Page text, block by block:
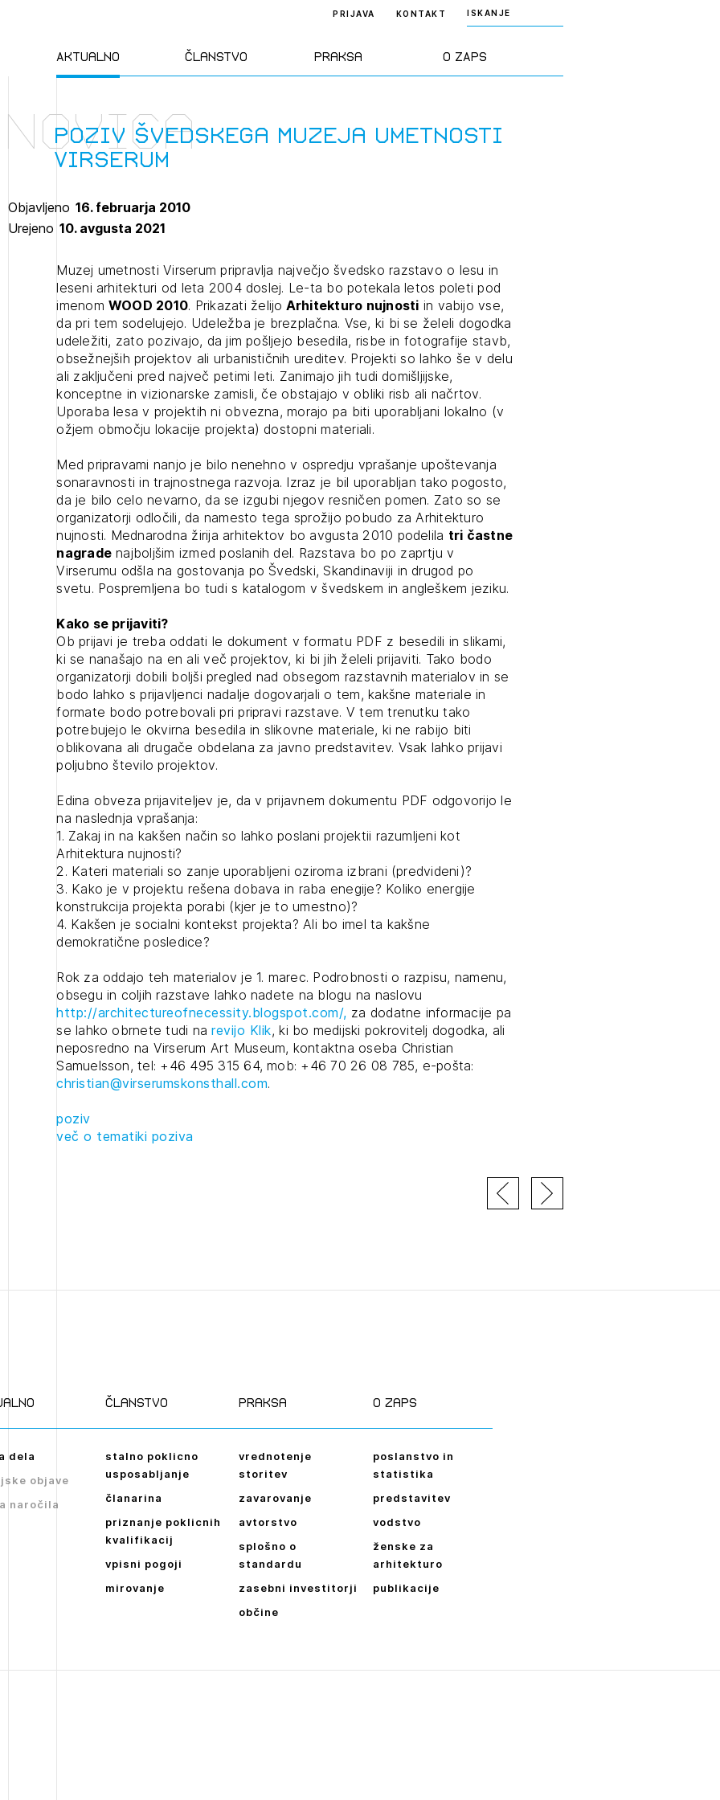
Aktualno Članstvo Praksa O ZAPS
PRIJAVA KONTAKT ISKANJE
Novice
Natečaji
Izobraževanja
Dogodki
Člani ZAPS
Opravljanje
dejavnosti
Sklepanje poslov
projektiranje
Strokovna pomoč
Za investitorje
Občinski
urbanisti
Projekti
Knjižnica
dokumentov
Izbrana vsebina je namenjena le ZAPS registriranim
uporabnikom. Da lahko do nje dostopate, se je
potrebno prijaviti.
PRIJAVITE SE REGISTRIRAJTE SE
se s svojim ZAPS uporabniškim imenom in geslom.
POZABLJENO GESLO
Poziv švedskega Muzeja umetnosti
Virserum
Novica
Objavljeno 16. februarja 2010
Urejeno 10. avgusta 2021
Muzej umetnosti Virserum pripravlja največjo švedsko razstavo o lesu in
leseni arhitekturi od leta 2004 doslej. Le-ta bo potekala letos poleti pod
imenomWOOD 2010. Prikazati želijo Arhitekturo nujnosti in vabijo vse,
da pri tem sodelujejo. Udeležba je brezplačna. Vse, ki bi se želeli dogodka
udeležiti, zato pozivajo, da jim pošljejo besedila, risbe in fotografije stavb,
obsežnejših projektov ali urbanističnih ureditev. Projekti so lahko še v delu
ali zaključeni pred največ petimi leti. Zanimajo jih tudi domišljijske,
konceptne in vizionarske zamisli, če obstajajo v obliki risb ali načrtov.
Uporaba lesa v projektih ni obvezna, morajo pa biti uporabljani lokalno (v
ožjem območju lokacije projekta) dostopni materiali.
Med pripravami nanjo je bilo nenehno v ospredju vprašanje upoštevanja
sonaravnosti in trajnostnega razvoja. Izraz je bil uporabljan tako pogosto,
da je bilo celo nevarno, da se izgubi njegov resničen pomen. Zato so se
organizatorji odločili, da namesto tega sprožijo pobudo za Arhitekturo
nujnosti. Mednarodna žirija arhitektov bo avgusta 2010 podelila tri častne
nagrade najboljšim izmed poslanih del. Razstava bo po zaprtju v
Virserumu odšla na gostovanja po Švedski, Skandinaviji in drugod po
svetu. Pospremljena bo tudi s katalogom v švedskem in angleškem jeziku.
Kako se prijaviti?
Ob prijavi je treba oddati le dokument v formatu PDF z besedili in slikami,
ki se nanašajo na en ali več projektov, ki bi jih želeli prijaviti. Tako bodo
organizatorji dobili boljši pregled nad obsegom razstavnih materialov in se
bodo lahko s prijavljenci nadalje dogovarjali o tem, kakšne materiale in
formate bodo potrebovali pri pripravi razstave. V tem trenutku tako
potrebujejo le okvirna besedila in slikovne materiale, ki ne rabijo biti
oblikovana ali drugače obdelana za javno predstavitev. Vsak lahko prijavi
poljubno število projektov.
Edina obveza prijaviteljev je, da v prijavnem dokumentu PDF odgovorijo le
na naslednja vprašanja:
1. Zakaj in na kakšen način so lahko poslani projektii razumljeni kot
Arhitektura nujnosti?
2. Kateri materiali so zanje uporabljeni oziroma izbrani (predvideni)?
3. Kako je v projektu rešena dobava in raba enegije? Koliko energije
konstrukcija projekta porabi (kjer je to umestno)?
4. Kakšen je socialni kontekst projekta? Ali bo imel ta kakšne
demokratične posledice?
Rok za oddajo teh materialov je 1. marec. Podrobnosti o razpisu, namenu,
obsegu in coljih razstave lahko nadete na blogu na naslovu
http://architectureofnecessity.blogspot.com/, za dodatne informacije pa
se lahko obrnete tudi narevijo Klik, ki bo medijski pokrovitelj dogodka, ali
neposredno na Virserum Art Museum, kontaktna oseba Christian
Samuelsson, tel: +46 495 315 64, mob: +46 70 26 08 785, e-pošta:
christian@virserumskonsthall.com.
poziv
več o tematiki poziva
dela
objave
naročila
članstvo
stalno poklicno
usposabljanje
članarina
priznanje poklicnih
kvalifikacij
vpisni pogoji
mirovanje
praksa
vrednotenje
storitev
zavarovanje
avtorstvo
splošno o
standardu
zasebni investitorji
občine
O zaps
poslanstvo in
statistika
predstavitev
vodstvo
ženske za
arhitekturo
publikacije
na novičnik
na tekočem z novicami in se naročite na Novičnike.
svojo izbiro.
vam bomo pošiljali na vaš elektronski naslov.
Mesečni novičnik
Novičnik izobraževanj
Novičnik natečajev
Tedenski novičnik javnih naročil